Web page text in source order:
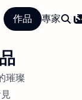
作品 專家
璀璨